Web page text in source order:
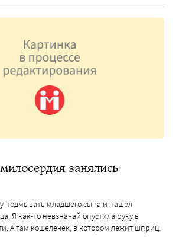
занялись
подмывать младшего сына и нашел
Я как-то невзначай опустила руку в
А там кошелечек, в котором лежит шприц,